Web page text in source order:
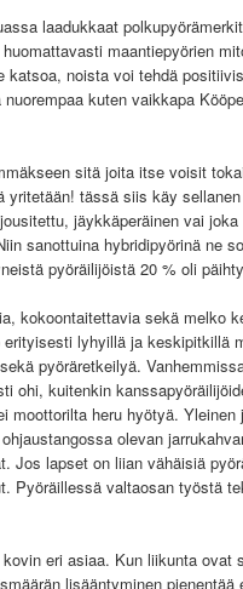
laadukkaat
maantiepyörien
katsoa, noista voi tehdä
kuten vaikkapa
sitä joita itse voisit
tässä siis käy
jäykkäperäinen vai
sanottuina hybridipyörinä ne
pyöräilijöistä 20 % oli
kokoontaitettavia sekä melko
lyhyillä ja keskipitkillä
pyöräretkeilyä.
ohi, kuitenkin
moottorilta heru hyötyä.
olevan
Jos lapset on liian vähäisiä
Pyöräillessä valtaosan työstä
eri asiaa. Kun liikunta ovat
lisääntyminen pienentää